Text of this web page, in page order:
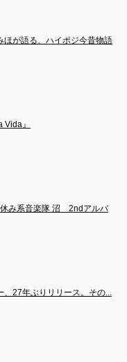
ほが語る、ハイポジ今昔物語
Vida』
み系音楽隊 沼　2ndアルバ
、27年ぶりリリース。その...